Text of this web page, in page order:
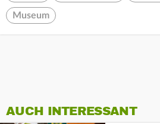
Museum
AUCH INTERESSANT